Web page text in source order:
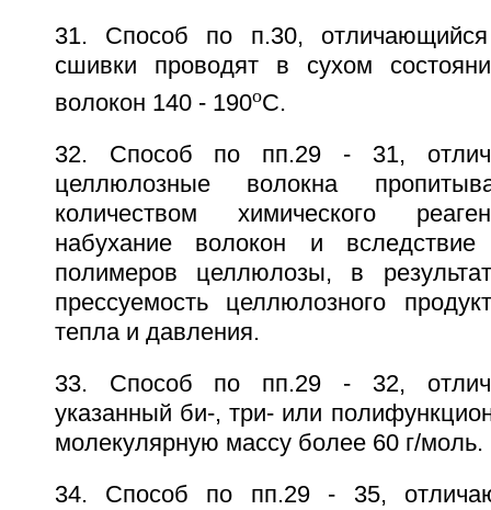
31. Способ по п.30,
сшивки проводят в сухом
волокон 140 - 190oC.
32. Способ по пп.29 - 31,
целлюлозные волокна
количеством химического
набухание волокон и вследствие
полимеров целлюлозы, в
прессуемость целлюлозного
тепла и давления.
33. Способ по пп.29 - 32,
указанный би-, три- или
молекулярную массу более 60 г/моль.
34. Способ по пп.29 - 35,